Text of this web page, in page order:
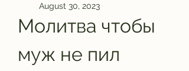
August 30, 2023
Молитва чтобы
муж не пил